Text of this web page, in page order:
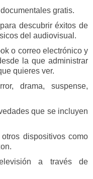
gratis.
descubrir éxitos de
del audiovisual.
o correo electrónico y
la que administrar
quieres ver.
drama, suspense,
que se incluyen
dispositivos como
a través de